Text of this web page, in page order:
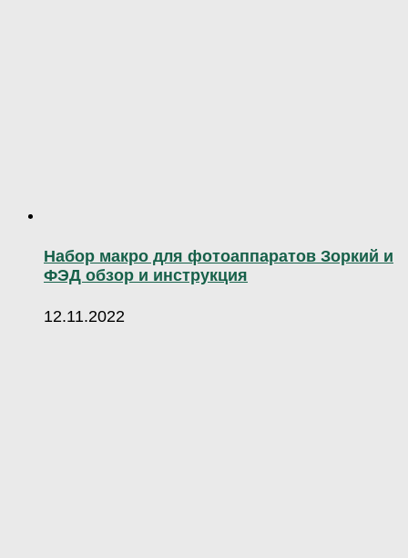
Набор макро для фотоаппаратов Зоркий и
ФЭД обзор и инструкция
12.11.2022